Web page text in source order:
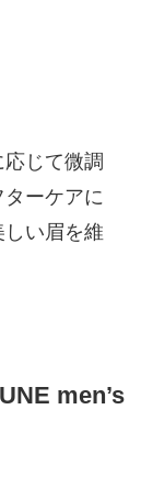
じて微調
ーケアに
い眉を維
men’s